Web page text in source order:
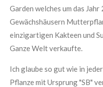
Garden welches um das
Gewächshäusern
einzigartigen Kakteen und
Ganze Welt verkaufte.
Ich glaube so gut wie in
Pflanze mit Ursprung "SB"